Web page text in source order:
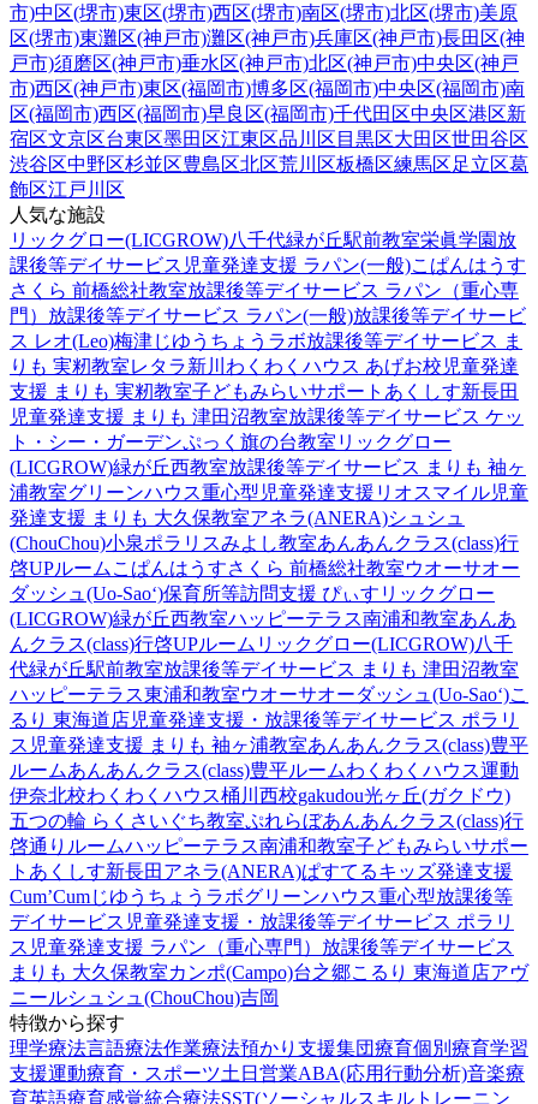
市)中区(堺市)東区(堺市)西区(堺市)南区(堺市)北区(堺市)美原
区(堺市)東灘区(神戸市)灘区(神戸市)兵庫区(神戸市)長田区(神
戸市)須磨区(神戸市)垂水区(神戸市)北区(神戸市)中央区(神戸
市)西区(神戸市)東区(福岡市)博多区(福岡市)中央区(福岡市)南
区(福岡市)西区(福岡市)早良区(福岡市)千代田区中央区港区新
宿区文京区台東区墨田区江東区品川区 目黒区大田区世田谷区
渋谷区中野区杉並区豊島区北区荒川区板橋区練馬区足立区葛
飾区江戸川区
人気な施設
リックグロー(LICGROW)八千代緑が丘駅前教室栄眞学園放
課後等デイサービス 児童発達支援 ラパン(一般)こぱんはうす
さくら 前橋総社教室放課後等デイサービス ラパン（重心専
門） 放課後等デイサービス ラパン(一般)放課後等デイサービ
ス レオ(Leo)梅津じゆうちょうラボ放課後等デイサービス ま
りも 実籾教室レタラ新川 わくわくハウス あげお校 児童発達
支援 まりも 実籾教室子どもみらいサポートあくしす新長田
児童発達支援 まりも 津田沼教室放課後等デイサービス ケッ
ト・シー・ガーデンぷっく旗の台教室 リックグロー
(LICGROW)緑が丘西教室放課後等デイサービス まりも 袖ヶ
浦教室グリーンハウス重心型児童発達支援 リオスマイル児童
発達支援 まりも 大久保教室アネラ(ANERA)シュシュ
(ChouChou)小泉ポラリスみよし教室あんあんクラス(class)行
啓UPルーム こぱんはうすさくら 前橋総社教室ウオーサオー
ダッシュ(Uo-Sao‘)保育所等訪問支援 ぴぃす リックグロー
(LICGROW)緑が丘西教室ハッピーテラス南浦和教室あんあ
んクラス(class)行啓UPルーム リックグロー(LICGROW)八千
代緑が丘駅前教室放課後等デイサービス まりも 津田沼教室
ハッピーテラス東浦和教室ウオーサオーダッシュ(Uo-Sao‘)こ
るり 東海道店児童発達支援・放課後等デイサービス ポラリ
ス 児童発達支援 まりも 袖ヶ浦教室あんあんクラス(class)豊平
ルームあんあんクラス(class)豊平ルームわくわくハウス運動
伊奈北校わくわくハウス桶川西校gakudou光ヶ丘(ガクドウ)
五つの輪 らくさいぐち教室ぷれらぼあんあんクラス(class)行
啓通りルームハッピーテラス南浦和教室子どもみらいサポー
トあくしす新長田 アネラ(ANERA)ぱすてるキッズ発達支援
Cum’Cumじゆうちょうラボグリーンハウス重心型放課後等
デイサービス 児童発達支援・放課後等デイサービス ポラリ
ス 児童発達支援 ラパン（重心専門） 放課後等デイサービス
まりも 大久保教室カンポ(Campo)台之郷こるり 東海道店アヴ
ニールシュシュ(ChouChou)吉岡
特徴から探す
理学療法言語療法作業療法預かり支援集団療育個別療育学習
支援運動療育・スポーツ土日営業ABA(応用行動分析)音楽療
育英語療育感覚統合療法SST(ソーシャルスキルトレーニン